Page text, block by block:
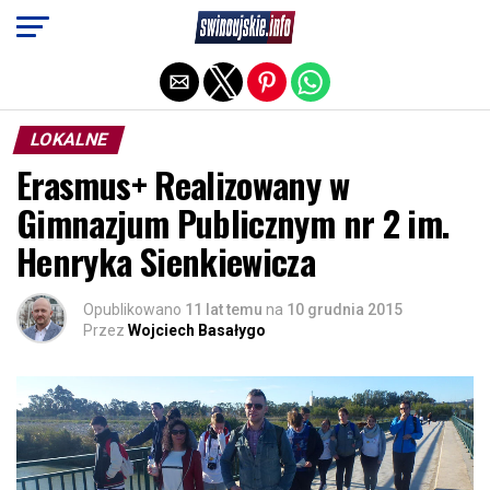
LOKALNE
Erasmus+ Realizowany w
Gimnazjum Publicznym nr 2 im.
Henryka Sienkiewicza
Opublikowano 11 lat temu na 10 grudnia 2015
Przez Wojciech Basałygo
Exit mobile version